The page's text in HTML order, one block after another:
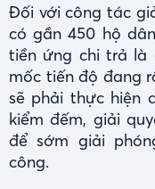
Đối với công tác
có gần 450 hộ
tiền ứng chi trả là
mốc tiến độ đang
sẽ phải thực hiện
kiểm đếm, giải
để sớm giải
công.